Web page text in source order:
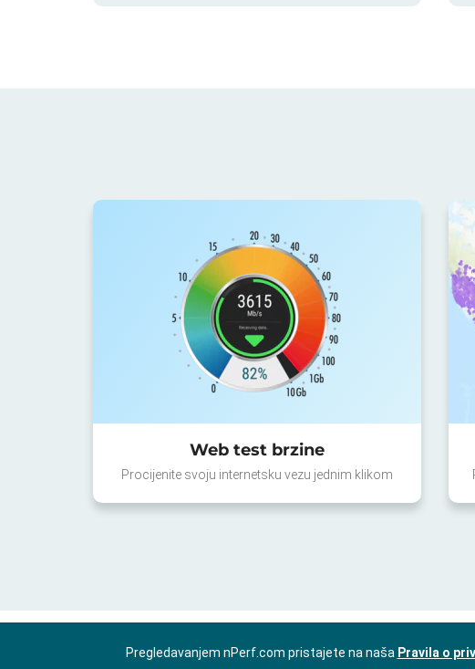
Web test brzine
Procijenite svoju internetsku vezu jednim klikom
Pregledavanjem nPerf.com pristajete na naša Pravila o